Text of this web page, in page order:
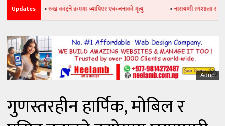
Updates
•रुख काट्ने क्रममा च्यापिएर एकजनाको मृत्यु नारायणी रंगशाला र
Adnp
गुणस्तरहीन हार्पिक, मोबिल र